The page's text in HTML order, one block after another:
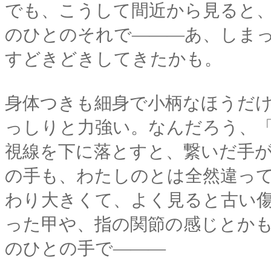
でも、こうして間近から見ると
のひとのそれで―――あ、しま
すどきどきしてきたかも。
身体つきも細身で小柄なほうだ
っしりと力強い。なんだろう、
視線を下に落とすと、繋いだ手
の手も、わたしのとは全然違っ
わり大きくて、よく見ると古い
った甲や、指の関節の感じとか
のひとの手で―――